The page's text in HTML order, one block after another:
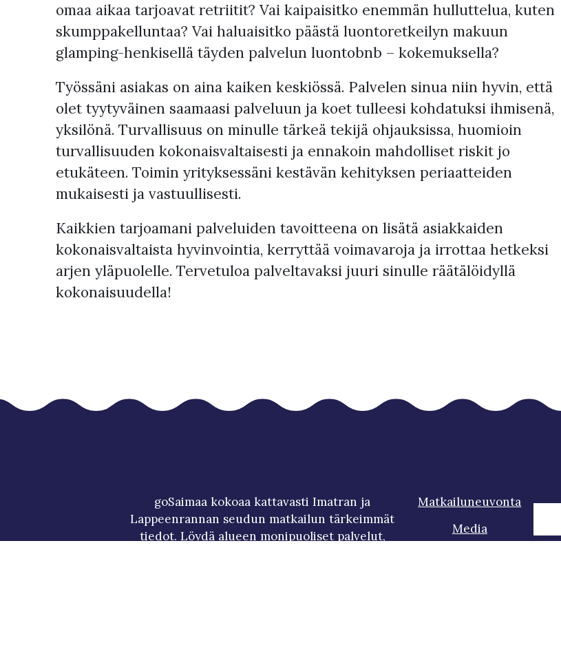
omaa aikaa tarjoavat retriitit? Vai kaipaisitko enemmän hulluttelua, kuten
skumppakelluntaa? Vai haluaisitko päästä luontoretkeilyn makuun
glamping-henkisellä täyden palvelun luontobnb – kokemuksella?
Työssäni asiakas on aina kaiken keskiössä. Palvelen sinua niin hyvin, että
olet tyytyväinen saamaasi palveluun ja koet tulleesi kohdatuksi ihmisenä,
yksilönä. Turvallisuus on minulle tärkeä tekijä ohjauksissa, huomioin
turvallisuuden kokonaisvaltaisesti ja ennakoin mahdolliset riskit jo
etukäteen. Toimin yrityksessäni kestävän kehityksen periaatteiden
mukaisesti ja vastuullisesti.
Kaikkien tarjoamani palveluiden tavoitteena on lisätä asiakkaiden
kokonaisvaltaista hyvinvointia, kerryttää voimavaroja ja irrottaa hetkeksi
arjen yläpuolelle. Tervetuloa palveltavaksi juuri sinulle räätälöidyllä
kokonaisuudella!
goSaimaa kokoaa kattavasti Imatran ja
Lappeenrannan seudun matkailun tärkeimmät
tiedot. Löydä alueen monipuoliset palvelut,
Matkailuneuvonta
Media